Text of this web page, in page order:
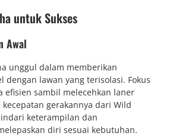
untuk Sukses
Awal
unggul dalam memberikan
dengan lawan yang terisolasi. Fokus
efisien sambil melecehkan laner
gerakannya dari Wild
keterampilan dan
diri sesuai kebutuhan.